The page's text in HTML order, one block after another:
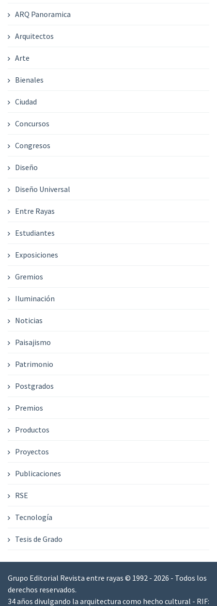
ARQ Panoramica
Arquitectos
Arte
Bienales
Ciudad
Concursos
Congresos
Diseño
Diseño Universal
Entre Rayas
Estudiantes
Exposiciones
Gremios
Iluminación
Noticias
Paisajismo
Patrimonio
Postgrados
Premios
Productos
Proyectos
Publicaciones
RSE
Tecnología
Tesis de Grado
Grupo Editorial Revista entre rayas © 1992 - 2026 - Todos los
derechos reservados.
34 años divulgando la arquitectura como hecho cultural - RIF: